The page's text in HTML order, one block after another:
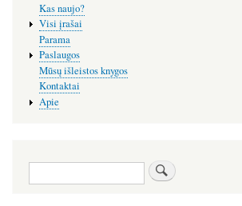
meniu
Kas naujo?
Visi įrašai
Parama
Paslaugos
Mūsų išleistos knygos
Kontaktai
Apie
Paieška